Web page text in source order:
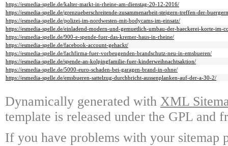
https://esmedia-spelle.de/kalter-markt-in-rheine-am-dienstag-20-12-2016/
https://esmedia-spelle.de/grenzueberschreitende-zusammenarbeit-steigern-treffen-der-
https://esmedia-spelle.de/polizei-im-nordwesten-mit-bodycams-im-einsatz/
https://esmedia-spelle.de/einladend-modern-und-gemuetlich-umbau-der-baeckerei-korte-im-
https://esmedia-spelle.de/900-e-spende-fuer-das-kremer-haus-in-rheine/
https://esmedia-spelle.de/facebook-account-gehackt/
https://esmedia-spelle.de/fachfirma-fuer-vorbeugenden-brandschutz-neu-in-emsbueren/
https://esmedia-spelle.de/spende-an-kolpingfamilie-fuer-kinderweihnachtsaktion/
https://esmedia-spelle.de/5000-euro-schaden-bei-garagen-brand-in-ohne/
https://esmedia-spelle.de/emsbueren-sattelzug-durchbricht-aussenplanken-auf-der-a-30-2/
Dynamically generated with XML
template is released under the GPL and
If you have problems with your sitemap